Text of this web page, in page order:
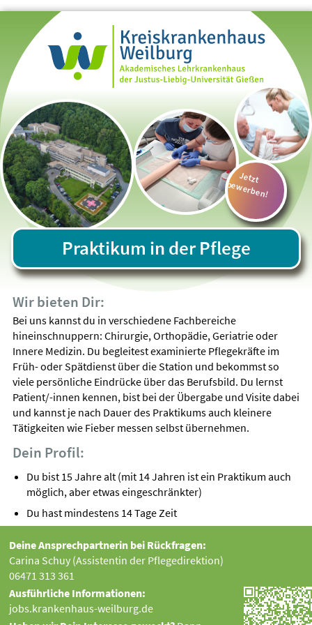
Jetzt
bewerben!
Praktikum in der Pflege
Wir bieten Dir:
Bei uns kannst du in verschiedene Fachbereiche
hineinschnuppern: Chirurgie, Orthopädie, Geriatrie oder
Innere Medizin. Du begleitest examinierte Pflegekräfte im
Früh- oder Spätdienst über die Station und bekommst so
viele persönliche Eindrücke über das Berufsbild. Du lernst
Patient/-innen kennen, bist bei der Übergabe und Visite dabei
und kannst je nach Dauer des Praktikums auch kleinere
Tätigkeiten wie Fieber messen selbst übernehmen.
Dein Profil:
Du bist 15 Jahre alt (mit 14 Jahren ist ein Praktikum auch
möglich, aber etwas eingeschränkter)
Du hast mindestens 14 Tage Zeit
Deine Ansprechpartnerin bei Rückfragen:
Carina Schuy (Assistentin der Pflegedirektion)
06471 313 361
Ausführliche Informationen:
jobs.krankenhaus-weilburg.de